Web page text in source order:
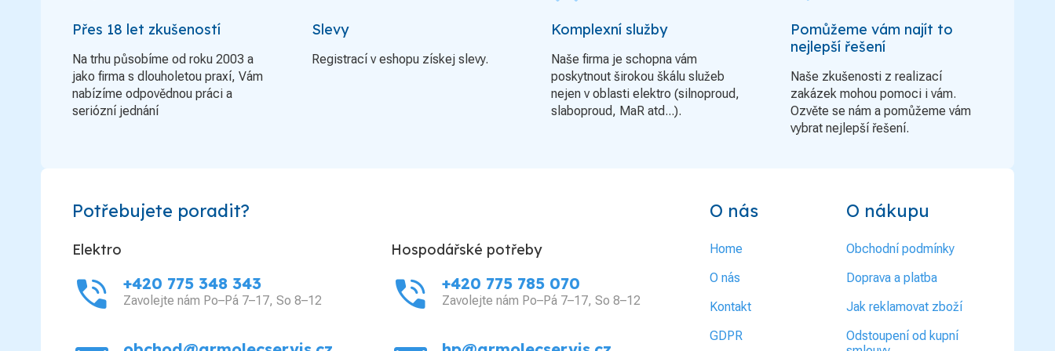
Přes 18 let zkušeností
Na trhu působíme od roku 2003 a
jako firma s dlouholetou praxí, Vám
nabízíme odpovědnou práci a
seriózní jednání
Slevy
Registrací v eshopu získej slevy.
Komplexní služby
Naše firma je schopna vám
poskytnout širokou škálu služeb
nejen v oblasti elektro (silnoproud,
slaboproud, MaR atd...).
Pomůžeme vám najít to
nejlepší řešení
Naše zkušenosti z realizací
zakázek mohou pomoci i vám.
Ozvěte se nám a pomůžeme vám
vybrat nejlepší řešení.
Potřebujete poradit?
Elektro
phone_in_talk +420 775 348 343
Zavolejte nám Po–Pá 7–17, So 8–12
Hospodářské potřeby
phone_in_talk +420 775 785 070
Zavolejte nám Po–Pá 7–17, So 8–12
O nás
Home
O nás
Kontakt
GDPR
O nákupu
Obchodní podmínky
Doprava a platba
Jak reklamovat zboží
Odstoupení od kupní